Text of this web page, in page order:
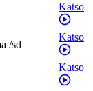
Katso
/sd
Katso
Katso